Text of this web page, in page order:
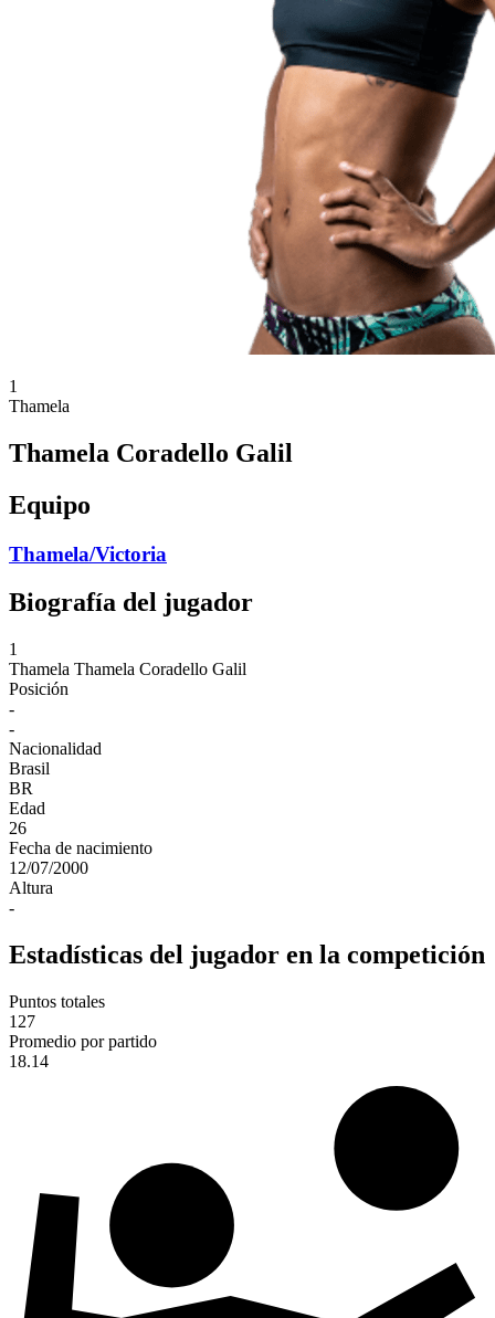
1
Thamela
Thamela Coradello Galil
Equipo
Thamela/Victoria
Biografía del jugador
1
Thamela Thamela Coradello Galil
Posición
-
-
Nacionalidad
Brasil
BR
Edad
26
Fecha de nacimiento
12/07/2000
Altura
-
Estadísticas del jugador en la competición
Puntos totales
127
Promedio por partido
18.14